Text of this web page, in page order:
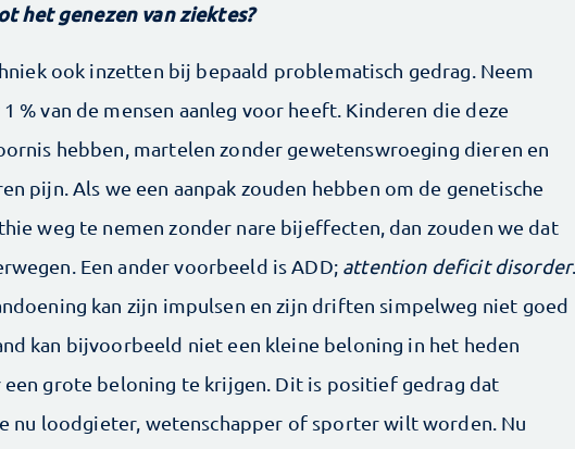
het genezen van ziektes?
ook inzetten bij bepaald problematisch gedrag. Neem
% van de mensen aanleg voor heeft. Kinderen die deze
hebben, martelen zonder gewetenswroeging dieren en
pijn. Als we een aanpak zouden hebben om de genetische
weg te nemen zonder nare bijeffecten, dan zouden we dat
Een ander voorbeeld is ADD; attention deficit disorder.
kan zijn impulsen en zijn driften simpelweg niet goed
kan bijvoorbeeld niet een kleine beloning in het heden
grote beloning te krijgen. Dit is positief gedrag dat
nu loodgieter, wetenschapper of sporter wilt worden. Nu